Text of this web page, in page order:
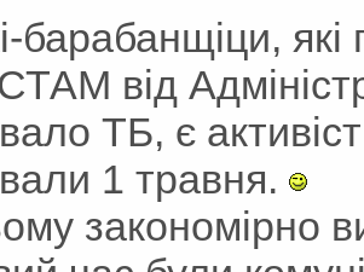
барабанщіци,
від
ТБ, є
1 травня.
закономірно